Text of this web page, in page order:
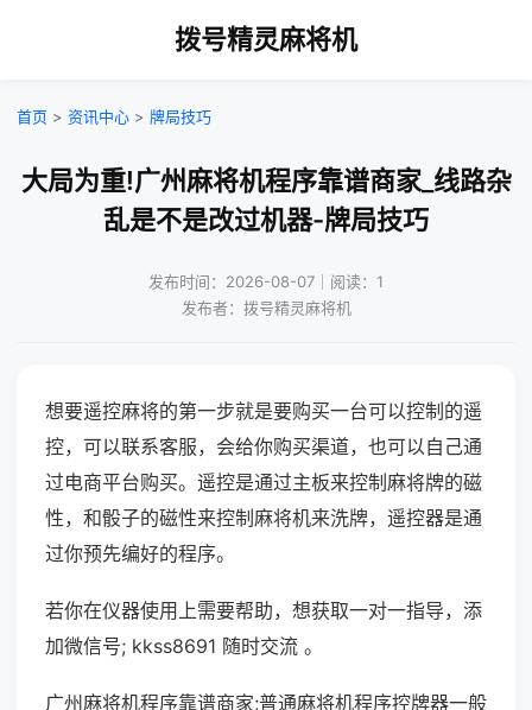
拨号精灵麻将机
首页 > 资讯中心 > 牌局技巧
大局为重!广州麻将机程序靠谱商家_线路杂
乱是不是改过机器-牌局技巧
发布时间：2026-08-07｜阅读：1
发布者：拨号精灵麻将机
想要遥控麻将的第一步就是要购买一台可以控制的遥
控，可以联系客服，会给你购买渠道，也可以自己通
过电商平台购买。遥控是通过主板来控制麻将牌的磁
性，和骰子的磁性来控制麻将机来洗牌，遥控器是通
过你预先编好的程序。
若你在仪器使用上需要帮助，想获取一对一指导，添
加微信号; kkss8691 随时交流 。
广州麻将机程序靠谱商家;普通麻将机程序控牌器一般